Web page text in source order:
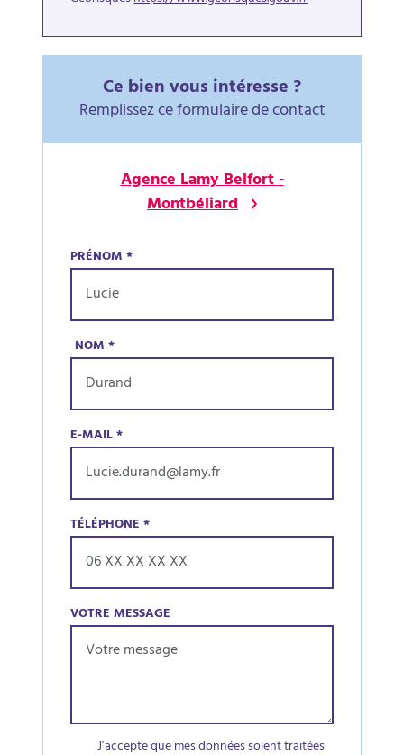
Ce bien vous intéresse ?
Remplissez ce formulaire de contact
Agence Lamy Belfort -
Montbéliard
PRÉNOM*
NOM*
E-MAIL*
TÉLÉPHONE*
VOTRE MESSAGE
J’accepte que mes données soient traitées